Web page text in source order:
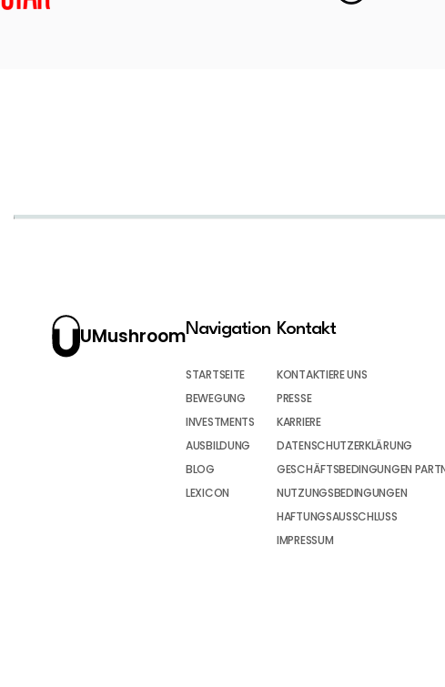
UMushroomNavigation
STARTSEITE
BEWEGUNG
INVESTMENTS
AUSBILDUNG
BLOG
LEXICON
Kontakt
KONTAKTIERE UNS
PRESSE
KARRIERE
DATENSCHUTZERKLÄRUNG
GESCHÄFTSBEDINGUNGEN
NUTZUNGSBEDINGUNGEN
HAFTUNGSAUSSCHLUSS
IMPRESSUM